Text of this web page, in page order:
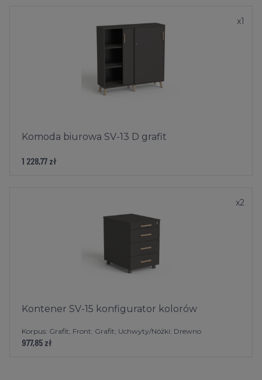
Komoda biurowa SV-13 D grafit
x1
1 228,77 zł
Kontener SV-15 konfigurator kolorów
Korpus: Grafit; Front: Grafit; Uchwyty/Nóżki: Drewno
x2
977,85 zł